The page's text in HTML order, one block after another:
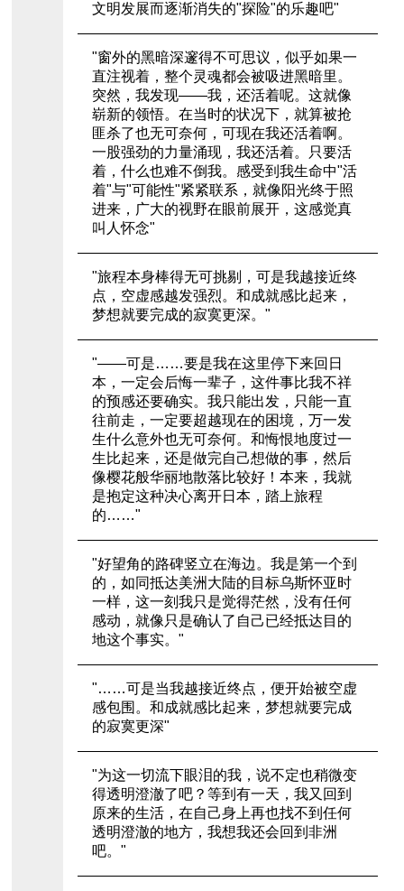
文明发展而逐渐消失的"探险"的乐趣吧"
"窗外的黑暗深邃得不可思议，似乎如果一
直注视着，整个灵魂都会被吸进黑暗里。
突然，我发现——我，还活着呢。这就像
崭新的领悟。在当时的状况下，就算被抢
匪杀了也无可奈何，可现在我还活着啊。
一股强劲的力量涌现，我还活着。只要活
着，什么也难不倒我。感受到我生命中"活
着"与"可能性"紧紧联系，就像阳光终于照
进来，广大的视野在眼前展开，这感觉真
叫人怀念"
"旅程本身棒得无可挑剔，可是我越接近终
点，空虚感越发强烈。和成就感比起来，
梦想就要完成的寂寞更深。"
"——可是……要是我在这里停下来回日
本，一定会后悔一辈子，这件事比我不祥
的预感还要确实。我只能出发，只能一直
往前走，一定要超越现在的困境，万一发
生什么意外也无可奈何。和悔恨地度过一
生比起来，还是做完自己想做的事，然后
像樱花般华丽地散落比较好！本来，我就
是抱定这种决心离开日本，踏上旅程
的……"
"好望角的路碑竖立在海边。我是第一个到
的，如同抵达美洲大陆的目标乌斯怀亚时
一样，这一刻我只是觉得茫然，没有任何
感动，就像只是确认了自己已经抵达目的
地这个事实。"
"……可是当我越接近终点，便开始被空虚
感包围。和成就感比起来，梦想就要完成
的寂寞更深"
"为这一切流下眼泪的我，说不定也稍微变
得透明澄澈了吧？等到有一天，我又回到
原来的生活，在自己身上再也找不到任何
透明澄澈的地方，我想我还会回到非洲
吧。"